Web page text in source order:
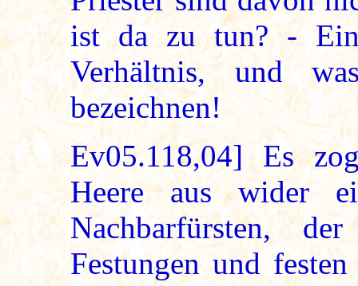
ist da zu tun? -
Verhältnis, und
bezeichnen!
Ev05.118,04] Es
Heere aus wider
Nachbarfürsten,
Festungen und